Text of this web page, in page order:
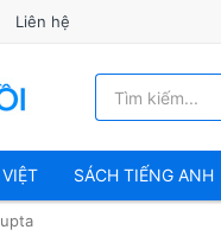
Liên hệ
SÁCH TIẾNG ANH